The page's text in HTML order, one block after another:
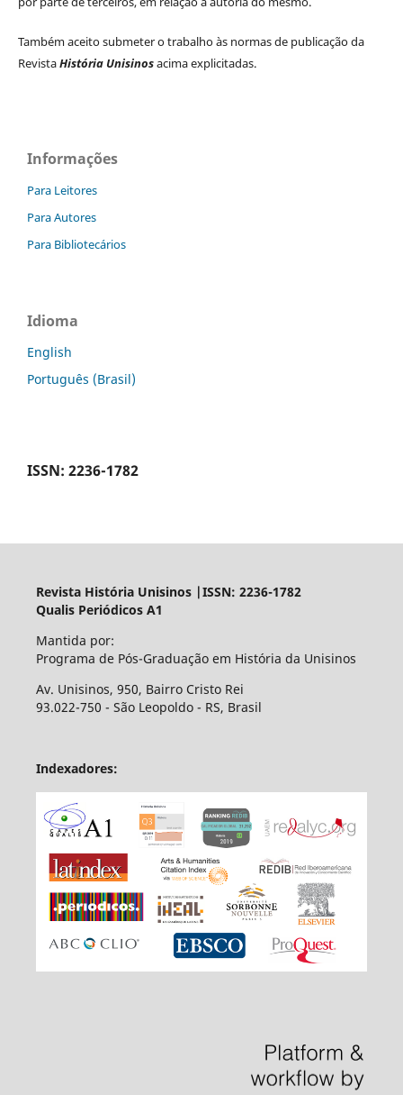
Também aceito submeter o trabalho às normas de publicação da
RevistaHistória Unisinosacima explicitadas.
Informações
Para Leitores
Para Autores
Para Bibliotecários
Idioma
English
Português (Brasil)
ISSN: 2236-1782
Revista História Unisinos |ISSN: 2236-1782
Qualis Periódicos A1
Mantida por:
Programa de Pós-Graduação em História da Unisinos
Av. Unisinos, 950, Bairro Cristo Rei
93.022-750 - São Leopoldo - RS, Brasil
Indexadores: